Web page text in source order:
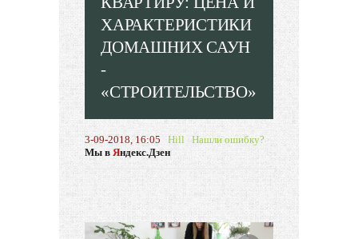
ХАРАКТЕРИСТИКИ
ДОМАШНИХ САУН
-
«СТРОИТЕЛЬСТВО»
3-09-2018, 16:05 Hill Нашли ошибку?
Мы в Яндекс.Дзен